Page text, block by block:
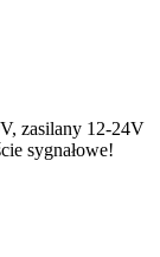
zasilany 12-24V
sygnałowe!